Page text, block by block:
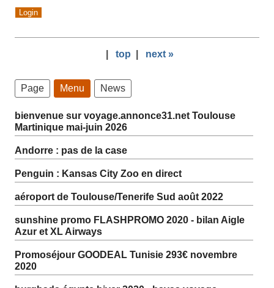
top next »
Page Menu News
bienvenue sur voyage.annonce31.net Toulouse
Martinique mai-juin 2026
Andorre : pas de la case
Penguin : Kansas City Zoo en direct
aéroport de Toulouse/Tenerife Sud août 2022
sunshine promo FLASHPROMO 2020 - bilan Aigle
Azur et XL Airways
Promoséjour GOODEAL Tunisie 293€ novembre
2020